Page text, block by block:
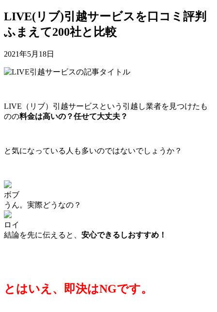
LIVE(リブ)引越サービスを口コミ評判
ふまえて200社と比較
2021年5月18日
LIVE（リブ）引越サービスという引越し業者を見つけたも
のの料金は高いの？任せて大丈夫？
と気になっている人も多いのではないでしょうか？
ボブ
うん。実際どうなの？
ロイ
結論を先に伝えると、 安心できるしおすすめ！
とはいえ、即決はNGです。